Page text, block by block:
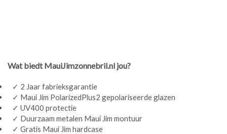
Wat biedt MauiJimzonnebril.nl jou?
✓ 2 Jaar fabrieksgarantie
✓ Maui Jim PolarizedPlus2 gepolariseerde glazen
✓ UV400 protectie
✓ Duurzaam metalen Maui Jim montuur
✓ Gratis Maui Jim hardcase